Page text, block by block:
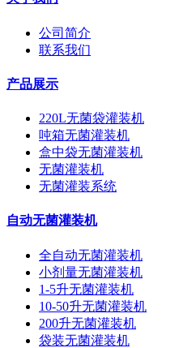
公司简介
联系我们
产品展示
220L无菌袋灌装机
吨箱无菌灌装机
盒中袋无菌灌装机
无菌灌装机
无菌灌装系统
自动无菌灌装机
全自动无菌灌装机
小剂量无菌灌装机
1-5升无菌灌装机
10-50升无菌灌装机
200升无菌灌装机
袋装无菌灌装机